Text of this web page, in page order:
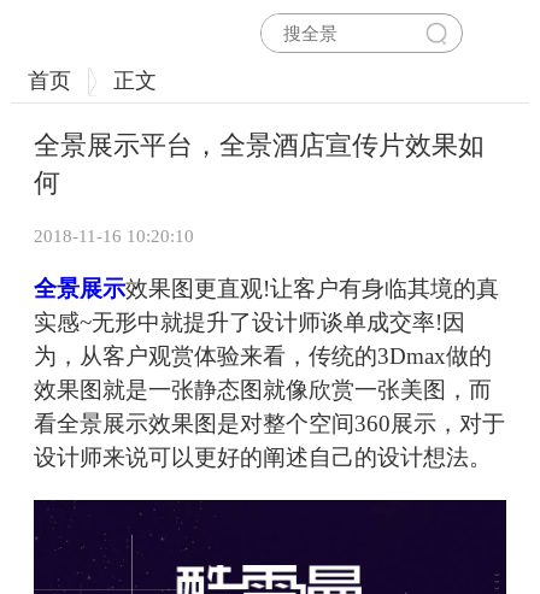
首页 正文
全景展示平台，全景酒店宣传片效果如
何
2018-11-16 10:20:10
全景展示效果图更直观!让客户有身临其境的真
实感~无形中就提升了设计师谈单成交率!因
为，从客户观赏体验来看，传统的3Dmax做的
效果图就是一张静态图就像欣赏一张美图，而
看全景展示效果图是对整个空间360展示，对于
设计师来说可以更好的阐述自己的设计想法。